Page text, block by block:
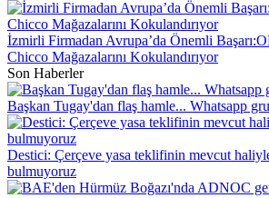
İzmirli Firmadan Avrupa’da Önemli
Chicco Mağazalarını Kokulandırıyor
Son Haberler
Başkan Tugay'dan flaş hamle... Whatsapp
Destici: Çerçeve yasa teklifinin mevcut
bulmuyoruz